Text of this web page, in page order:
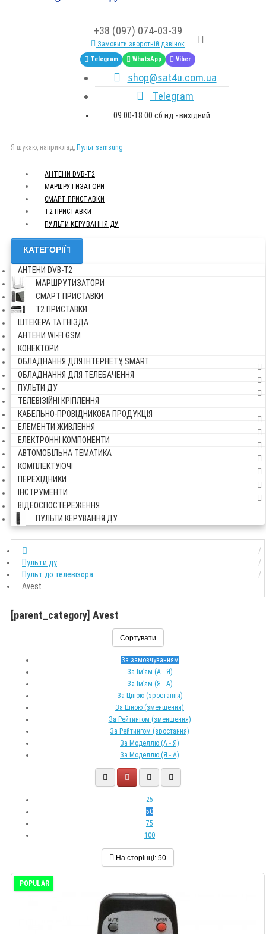
+38 (097) 074-03-39
Замовити зворотній дзвінок
Telegram WhatsApp Viber
shop@sat4u.com.ua
Telegram
09:00-18:00 сб.нд - вихідний
Я шукаю, наприклад, Пульт samsung
АНТЕНИ DVB-Т2
МАРШРУТИЗАТОРИ
СМАРТ ПРИСТАВКИ
Т2 ПРИСТАВКИ
ПУЛЬТИ КЕРУВАННЯ ДУ
КАТЕГОРІЇ
АНТЕНИ DVB-Т2
МАРШРУТИЗАТОРИ
СМАРТ ПРИСТАВКИ
Т2 ПРИСТАВКИ
ШТЕКЕРА ТА ГНІЗДА
АНТЕНИ WI-FI GSM
КОНЕКТОРИ
ОБЛАДНАННЯ ДЛЯ ІНТЕРНЕТУ, SMART
ОБЛАДНАННЯ ДЛЯ ТЕЛЕБАЧЕННЯ
ПУЛЬТИ ДУ
ТЕЛЕВІЗІЙНІ КРІПЛЕННЯ
КАБЕЛЬНО-ПРОВІДНИКОВА ПРОДУКЦІЯ
ЕЛЕМЕНТИ ЖИВЛЕННЯ
ЕЛЕКТРОННІ КОМПОНЕНТИ
АВТОМОБІЛЬНА ТЕМАТИКА
КОМПЛЕКТУЮЧІ
ПЕРЕХІДНИКИ
ІНСТРУМЕНТИ
ВІДЕОСПОСТЕРЕЖЕННЯ
ПУЛЬТИ КЕРУВАННЯ ДУ
Пульти ду
Пульт до телевізора
Avest
[parent_category] Avest
Сортувати
За замовчуванням
За Ім’ям (A - Я)
За Ім’ям (Я - A)
За Ціною (зростання)
За Ціною (зменшення)
За Рейтингом (зменшення)
За Рейтингом (зростання)
За Моделлю (A - Я)
За Моделлю (Я - A)
25
50
75
100
На сторінці: 50
POPULAR